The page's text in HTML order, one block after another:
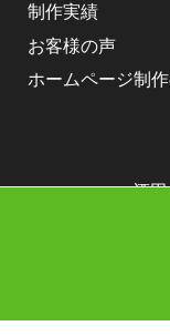
制作実績
お客様の声
ホームページ制
酒
Copyright (C)